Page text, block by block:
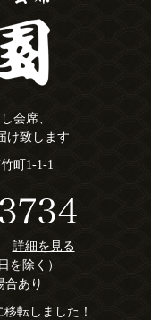
会席、
け致します
町1-1-1
詳細を見る
を除く）
あり
転しました！